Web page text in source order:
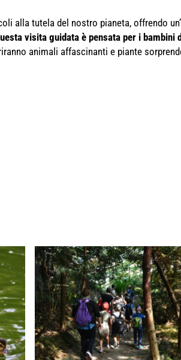
alla tutela del nostro pianeta, offrendo
visita guidata è pensata per i bambini
animali affascinanti e piante